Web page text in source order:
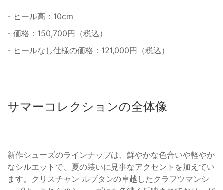
- ヒール高：10cm
- 価格：150,700円（税込）
- ヒールなし仕様の価格：121,000円（税込）
サマーコレクションの全体像
新作シューズのラインナップは、鮮やかな色合いや軽やか
なシルエットで、夏の装いに見事なアクセントを加えてい
ます。クリスチャン ルブタンの卓越したクラフツマンシ